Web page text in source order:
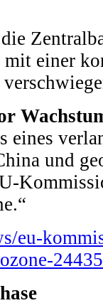
einer
eines
und
eu-